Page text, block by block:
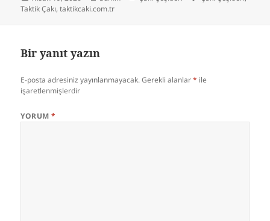
tarihi
Taktik Çakı,taktikcaki.com.tr
Bir yanıt yazın
E-posta adresiniz yayınlanmayacak. Gerekli alanlar* ile
işaretlenmişlerdir
YORUM*